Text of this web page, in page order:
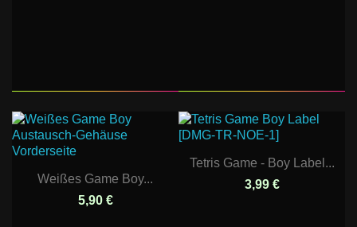
Weißes Game Boy...
5,90 €
Tetris Game - Boy Label...
3,99 €